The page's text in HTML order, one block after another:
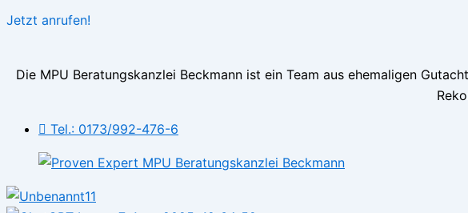
Jetzt anrufen!
Die MPU Beratungskanzlei Beckmann ist ein Team aus ehemaligen
Tel.: 0173/992-476-6